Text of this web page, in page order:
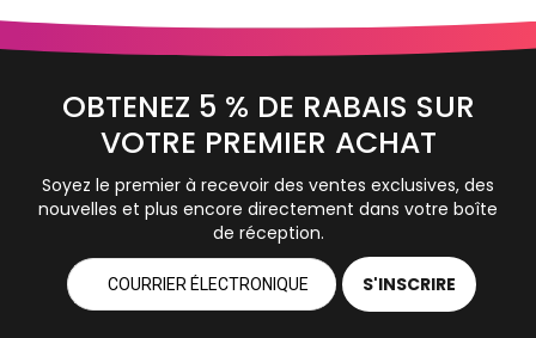
OBTENEZ 5 % DE RABAIS SUR
VOTRE PREMIER ACHAT
Soyez le premier à recevoir des ventes exclusives, des
nouvelles et plus encore directement dans votre boîte
de réception.